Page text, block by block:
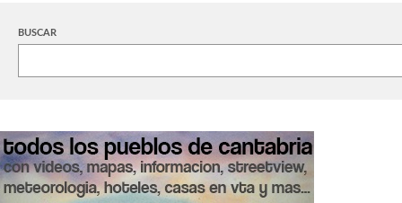
BUSCAR